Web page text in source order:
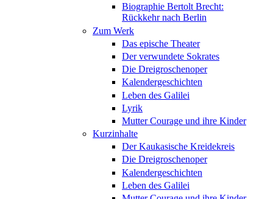
Biographie Bertolt Brecht:
Rückkehr nach Berlin
Zum Werk
Das epische Theater
Der verwundete Sokrates
Die Dreigroschenoper
Kalendergeschichten
Leben des Galilei
Lyrik
Mutter Courage und ihre Kinder
Kurzinhalte
Der Kaukasische Kreidekreis
Die Dreigroschenoper
Kalendergeschichten
Leben des Galilei